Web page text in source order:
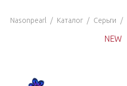
Nasonpearl / Каталог / Серьги /
NEW